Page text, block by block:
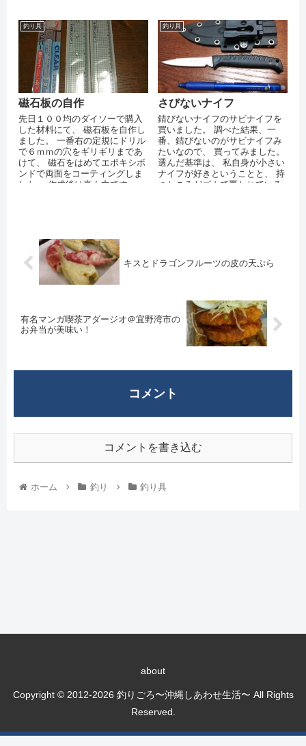
釣り具
磁石板の自作
先日１００均のダイソーで購入
した材料にて、 磁石板を自作し
ました。 一番右の定規にドリル
で６ｍｍの穴をギリギリまであ
けて、 磁石をはめてエポキシボ
ンドで両面をコーティングしま
した。 作成後は真ん中です。
釣り具
さびないナイフ
錆びないナイフのサビナイフを
買いました。 調べた結果、一
番、錆びないのがサビナイフみ
たいなので、 買ってみました。
選んだ基準は、 私自身が小さい
ナイフが好きということと、 持
つところがゴムで覆われている
キスとドラゴンフルーツの皮の天ぷら
有名マンガ喫茶アダージオ＠宜野湾市の
お弁当が美味い！
コメント
コメントを書き込む
ホーム 釣り 釣り具
about
Copyright © 2012-2026 釣りごろ〜沖縄しあわせ生活〜 All Rights
Reserved.